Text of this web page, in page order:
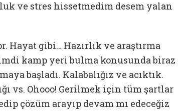
ve stres hissetmedim desem yalan
Hayat gibi… Hazırlık ve araştırma
kamp yeri bulma konusunda biraz
başladı. Kalabalığız ve acıktık.
vs. Ohooo! Gerilmek için tüm şartlar
çözüm arayıp devam mı edeceğiz